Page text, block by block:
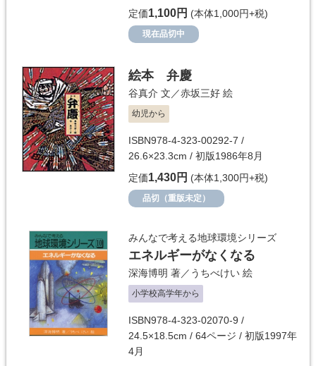
定価1,100円 (本体1,000円+税)
現在品切中
絵本 弁慶
谷真介 文／赤坂三好 絵
幼児から
ISBN978-4-323-00292-7 /
26.6×23.3cm / 初版1986年8月
定価1,430円 (本体1,300円+税)
品切（重版未定）
みんなで考える地球環境シリーズ
エネルギーがなくなる
深海博明 著／ うちべけい 絵
小学校高学年から
ISBN978-4-323-02070-9 /
24.5×18.5cm / 64ページ / 初版1997年
4月